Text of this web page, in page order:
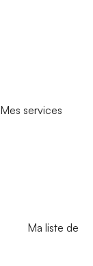
Mes services
Ma liste de